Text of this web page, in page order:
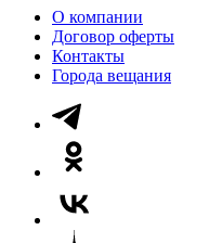
О компании
Договор оферты
Контакты
Города вещания